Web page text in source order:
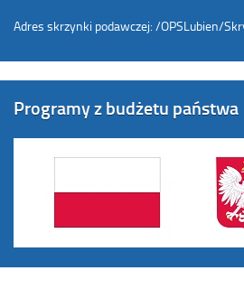
Adres skrzynki podawczej: /OPSLubien/
Programy z budżetu państwa